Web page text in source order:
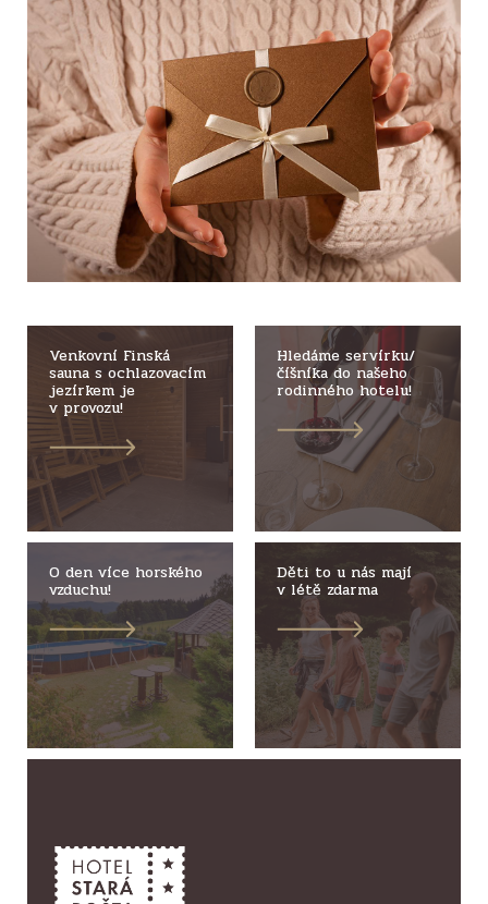
Venkovní Finská
sauna s ochlazovacím
jezírkem je
v provozu!
Hledáme servírku/
číšníka do našeho
rodinného hotelu!
O den více horského
vzduchu!
Děti to u nás mají
v létě zdarma